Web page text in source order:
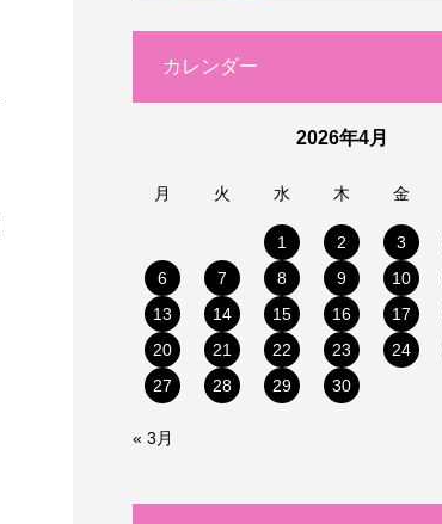
カレンダー
2026年4月
月 火 水 木 金
1 2 3
6
7 8 9 10
13
14 15 16 17
20
21 22 23 24
27
28 29 30
« 3月